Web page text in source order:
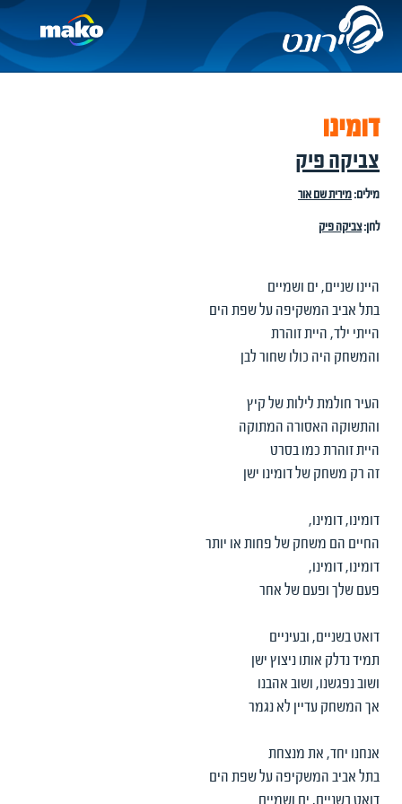
דומינו
צביקה פיק
מילים:מירית שם אור
לחן:צביקה פיק
היינו שניים, ים ושמיים
בתל אביב המשקיפה על שפת הים
הייתי ילד, היית זוהרת
והמשחק היה כולו שחור לבן
העיר חולמת לילות של קיץ
והתשוקה האסורה המתוקה
היית זוהרת כמו בסרט
זה רק משחק של דומינו ישן
דומינו, דומינו,
החיים הם משחק של פחות או יותר
דומינו, דומינו,
פעם שלך ופעם של אחר
דואט בשניים, ובעיניים
תמיד נדלק אותו ניצוץ ישן
ושוב נפגשנו, ושוב אהבנו
אך המשחק עדיין לא נגמר
אנחנו יחד, את מנצחת
בתל אביב המשקיפה על שפת הים